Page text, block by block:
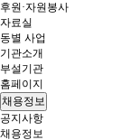
후원·자원봉사
자료실
동별 사업
기관소개
부설기관
홈페이지
채용정보
공지사항
채용정보